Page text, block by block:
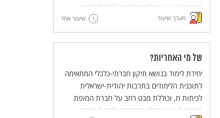
בנושא העוני ושאלת האחריות לטיפול במצב.
מערך שיעור שיעור אחד
של מי האחריות?
יחידת לימוד בנושא תיקון חברתי-כלכלי המתאימה
לתוכנית הלימודים בתרבות יהודית-ישראלית
לכיתות ח, וכוללת מבט רחב על חברת המופת
בנושא העוני ושאלת האחריות לטיפול במצב.